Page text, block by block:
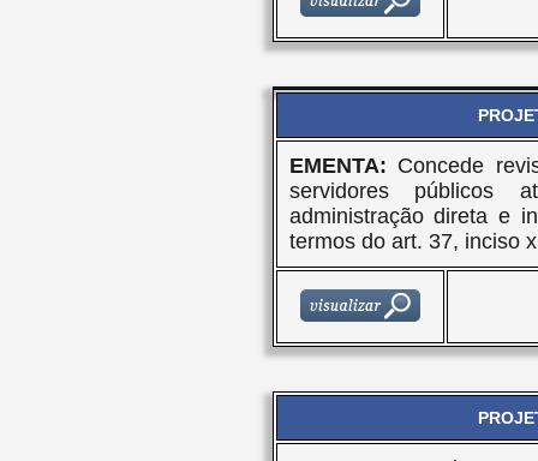
EMENTA: Concede
servidores públicos
administração direta e
termos do art. 37, inciso